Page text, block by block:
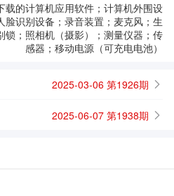
载的计算机应用软件；计算机外围设
脸识别设备；录音装置；麦克风；生
锁；照相机（摄影）；测量仪器；传
感器；移动电源（可充电电池）
2025-03-06 第1926期
2025-06-07 第1938期